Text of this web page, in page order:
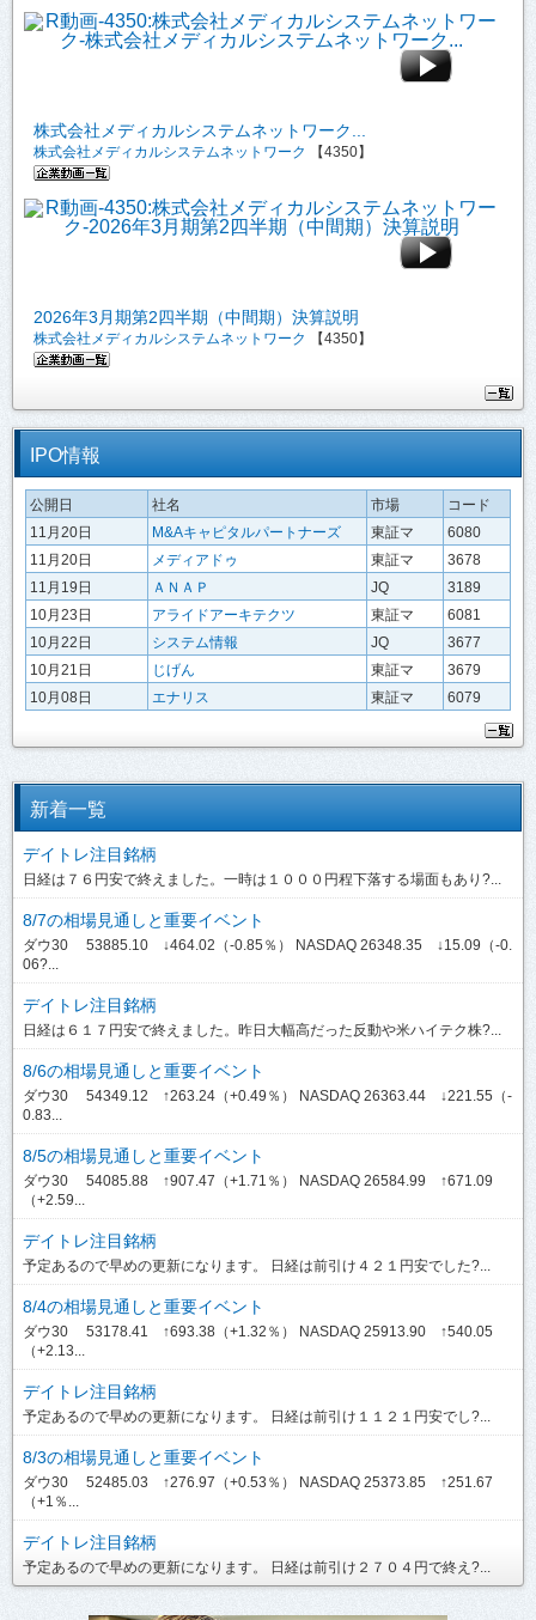
株式会社メディカルシステムネットワーク...
株式会社メディカルシステムネットワーク 【4350】
2026年3月期第2四半期（中間期）決算説明
株式会社メディカルシステムネットワーク 【4350】
IPO情報
公開日 社名 市場
コード
11月20日
M&Aキャピタルパートナーズ 東証マ
6080
11月20日
メディアドゥ 東証マ
3678
11月19日
ＡＮＡＰ JQ
3189
10月23日
アライドアーキテクツ 東証マ
6081
10月22日
システム情報 JQ
3677
10月21日
じげん 東証マ
3679
10月08日
エナリス 東証マ 6079
新着一覧
デイトレ注目銘柄
日経は７６円安で終えました。一時は１０００円程下落する場面もあり?...
8/7の相場見通しと重要イベント
ダウ30 53885.10 ↓464.02（-0.85％） NASDAQ 26348.35 ↓15.09（-0.
06?...
デイトレ注目銘柄
日経は６１７円安で終えました。昨日大幅高だった反動や米ハイテク株?...
8/6の相場見通しと重要イベント
ダウ30 54349.12 ↑263.24（+0.49％） NASDAQ 26363.44 ↓221.55（-
0.83...
8/5の相場見通しと重要イベント
ダウ30 54085.88 ↑907.47（+1.71％） NASDAQ 26584.99 ↑671.09
（+2.59...
デイトレ注目銘柄
予定あるので早めの更新になります。 日経は前引け４２１円安でした?...
8/4の相場見通しと重要イベント
ダウ30 53178.41 ↑693.38（+1.32％） NASDAQ 25913.90 ↑540.05
（+2.13...
デイトレ注目銘柄
予定あるので早めの更新になります。 日経は前引け１１２１円安でし?...
8/3の相場見通しと重要イベント
ダウ30 52485.03 ↑276.97（+0.53％） NASDAQ 25373.85 ↑251.67
（+1％...
デイトレ注目銘柄
予定あるので早めの更新になります。 日経は前引け２７０４円で終え?...